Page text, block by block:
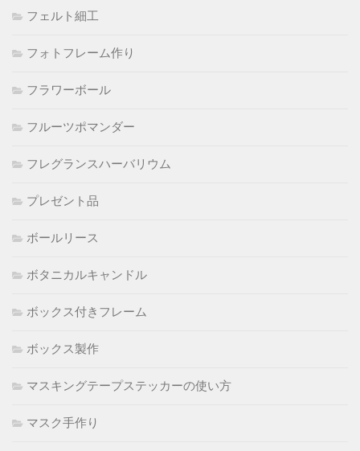
フェルト細工
フォトフレーム作り
フラワーボール
フルーツポマンダー
フレグランスハーバリウム
プレゼント品
ボールリース
ボタニカルキャンドル
ボックス付きフレーム
ボックス製作
マスキングテープステッカーの使い方
マスク手作り